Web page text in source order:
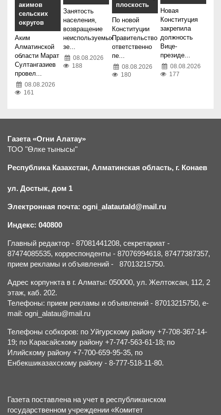
акимов
сельских
округов
Аким
Алматинской
области Марат
Султангазиев
провел...
08.08.2026
161
Занятость
населения,
возвращение
неиспользуемых
зе...
08.08.2026
188
плоскость
По новой
Конституции
Правительство
ответственно
пе...
08.08.2026
180
Новая
Конституция
закрепила
должность
Вице-
президе...
08.08.2026
177
Газета «Огни Алатау»
ТОО "Өлке тынысы"
Республика Казахстан, Алматинская область, г. Конаев
ул. Достык, дом 1
Электронная почта: ogni_alatautald@mail.ru
Индекс: 040800
Главный редактор - 87081441208, секретариат -
87474085535, корреспонденты - 87076994618, 87477387357,
прием рекламы и объявлений - 87013215750.
Адрес корпункта в г. Алматы: 050000, ул. Желтоксан, 112, 2
этаж, каб. 202.
Телефоны: прием рекламы и объявлений - 87013215750, e-
mail: ogni_alatau@mail.ru
Телефоны собкоров: по Уйгурскому району +7-708-367-14-
19; по Карасайскому району +7-747-563-61-18; по
Илийскому району +7-700-659-95-35, по
Енбекшиказахскому району - 8-777-518-11-80.
Газета поставлена на учет в республиканском
государственном учреждении «Комитет